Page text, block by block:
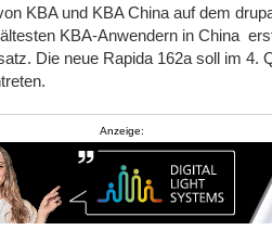
KBA und KBA China auf dem
KBA-Anwendern in China 
Die neue Rapida 162a soll im 4.
Anzeige: